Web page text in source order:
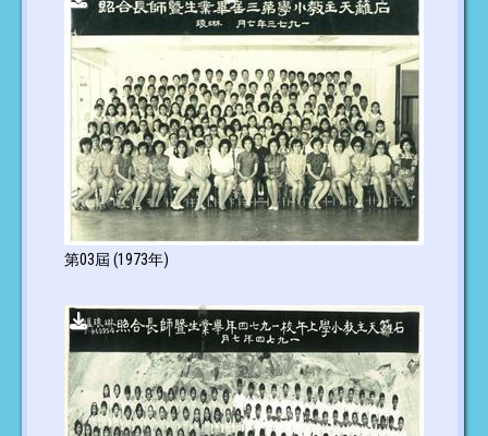
第03屆 (1973年)